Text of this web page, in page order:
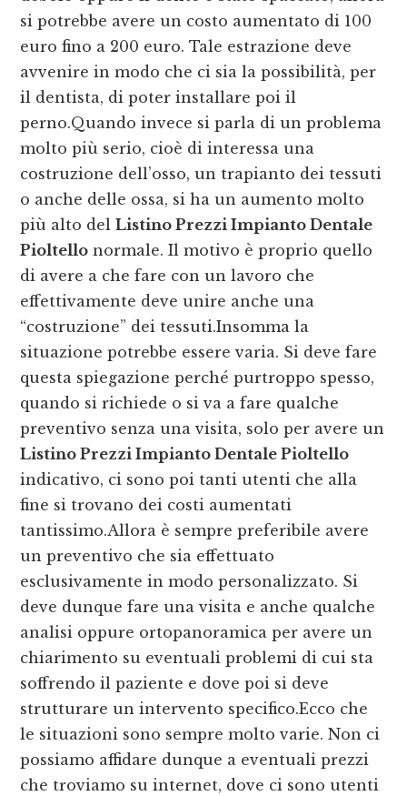
si potrebbe avere un costo aumentato di 100
euro fino a 200 euro. Tale estrazione deve
avvenire in modo che ci sia la possibilità, per
il dentista, di poter installare poi il
perno.Quando invece si parla di un problema
molto più serio, cioè di interessa una
costruzione dell’osso, un trapianto dei tessuti
o anche delle ossa, si ha un aumento molto
più alto delListino Prezzi Impianto Dentale
Pioltello normale. Il motivo è proprio quello
di avere a che fare con un lavoro che
effettivamente deve unire anche una
“costruzione” dei tessuti.Insomma la
situazione potrebbe essere varia. Si deve fare
questa spiegazione perché purtroppo spesso,
quando si richiede o si va a fare qualche
preventivo senza una visita, solo per avere un
Listino Prezzi Impianto Dentale Pioltello
indicativo, ci sono poi tanti utenti che alla
fine si trovano dei costi aumentati
tantissimo.Allora è sempre preferibile avere
un preventivo che sia effettuato
esclusivamente in modo personalizzato. Si
deve dunque fare una visita e anche qualche
analisi oppure ortopanoramica per avere un
chiarimento su eventuali problemi di cui sta
soffrendo il paziente e dove poi si deve
strutturare un intervento specifico.Ecco che
le situazioni sono sempre molto varie. Non ci
possiamo affidare dunque a eventuali prezzi
che troviamo su internet, dove ci sono utenti